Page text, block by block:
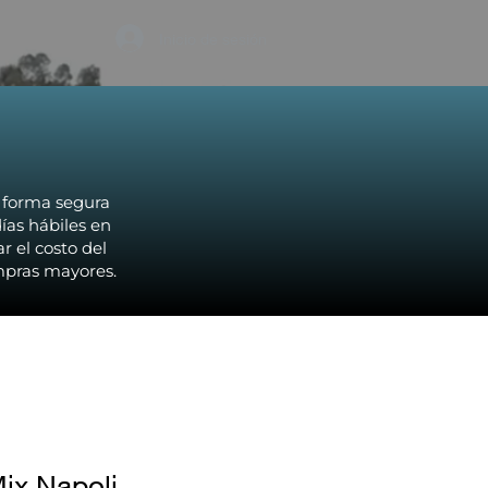
segura
hábiles en
el costo del
mayores.​